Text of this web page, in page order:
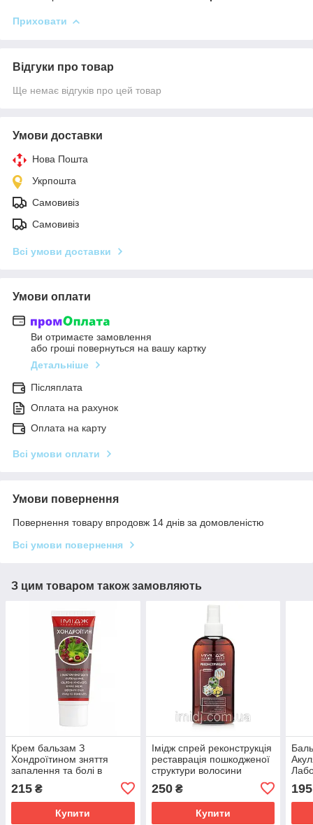
Приховати
Відгуки про товар
Ще немає відгуків про цей товар
Умови доставки
Нова Пошта
Укрпошта
Самовивіз
Самовивіз
Всі умови доставки
Умови оплати
Ви отримаєте замовлення
або гроші повернуться на вашу картку
Детальніше
Післяплата
Оплата на рахунок
Оплата на карту
Всі умови оплати
Умови повернення
Повернення товару впродовж 14 днів за домовленістю
Всі умови повернення
З цим товаром також замовляють
Крем бальзам З
Хондроїтином зняття
запалення та болі в
суглобах, м'язах і хребті
Імідж Лабораторія
215 ₴
Купити
Імідж спрей реконструкція
реставрація пошкодженої
структури волосини
250₴
Купити
195